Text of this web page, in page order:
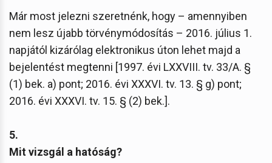
Már most jelezni szeretnénk, hogy – amennyiben
nem lesz újabb törvénymódosítás – 2016. július 1.
napjától kizárólag elektronikus úton lehet majd a
bejelentést megtenni [1997. évi LXXVIII. tv. 33/A. §
(1) bek. a) pont; 2016. évi XXXVI. tv. 13. § g) pont;
2016. évi XXXVI. tv. 15. § (2) bek.].
5.
Mit vizsgál a hatóság?